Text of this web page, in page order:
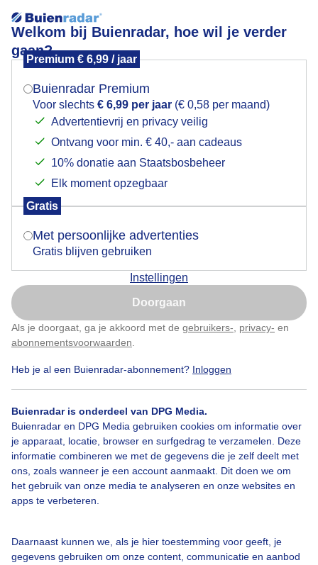
Welkom bij Buienradar, hoe wil je verder
gaan?
Premium € 6,99 / jaar
Buienradar Premium
Voor slechts € 6,99 per jaar (€ 0,58 per maand)
Advertentievrij en privacy veilig
Ontvang voor min. € 40,- aan cadeaus
10% donatie aan Staatsbosbeheer
Elk moment opzegbaar
Gratis
Met persoonlijke advertenties
Gratis blijven gebruiken
Instellingen
Doorgaan
Als je doorgaat, ga je akkoord met de gebruikers- privacy- en
abonnementsvoorwaarden
Heb je al een Buienradar-abonnement? Inloggen
Buienradar is onderdeel van DPG Media.
Buienradar en DPG Media gebruiken cookies om informatie over
je apparaat, locatie, browser en surfgedrag te verzamelen. Deze
informatie combineren we met de gegevens die je zelf deelt met
ons, zoals wanneer je een account aanmaakt. Dit doen we om
het gebruik van onze media te analyseren en onze websites en
apps te verbeteren.
Daarnaast kunnen we, als je hier toestemming voor geeft, je
gegevens gebruiken om onze content, communicatie en aanbod
Beregening van maïsplanten bij de molen van
Werkhoven
Dit is het weerbeeld van vandaag bij Werkhoven met
zon en sluierbewolking. In de Kromme Rijnstreek is de
droogte inmiddels ook goed zichtbaar en wordt er
volop beregend voor onder meer de jonge
maïsplanten.
Door: Arco Visser Gemaakt: 14-05-2025, 219x bekeken
#sluierbewolking Beregenen Droogte
Bekijk slideshow
Mogen we je locatie gebruiken voor het
Indien je hier nog geen akkoord op hebt gegeven,
verschijnt er zo een pop-up uit je browser waarin
Is goed, toon de popup
Nu niet, misschien later
Klik hierom dit aan te passen